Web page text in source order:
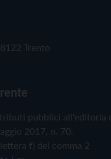
Trento
pubblici all'editoria
2017, n. 70.
f) del comma 2